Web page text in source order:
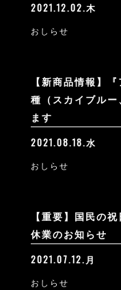
2021.12.02.木
おしらせ
【新商品情報】
種（スカイブル
ます
2021.08.18.水
おしらせ
【重要】国民の
休業のお知らせ
2021.07.12.月
おしらせ